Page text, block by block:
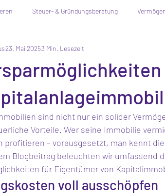
Steuer- & Gründungsberatung
Familie & Absicherung
23. Mai 20253 Min. Lesezeit
sind nicht nur ein solider
Vorteile. Wer seine Immobilie
profitieren – vorausgesetzt, man kennt
Blogbeitrag beleuchten wir umfassend
für Eigentümer von
voll ausschöpfen